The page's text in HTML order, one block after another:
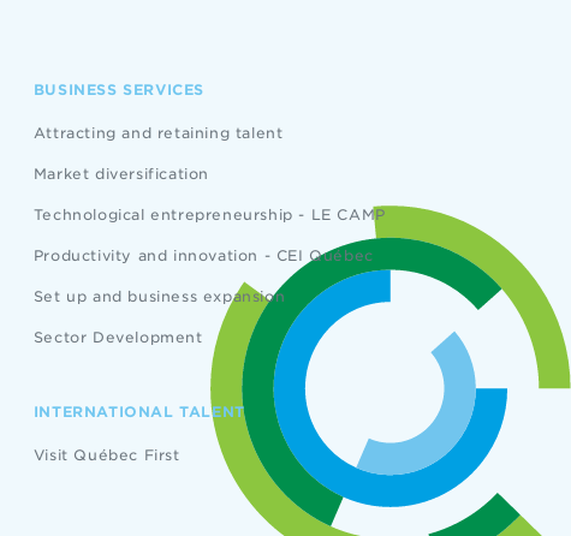
BUSINESS SERVICES
Attracting and retaining talent
Market diversification
Technological entrepreneurship - LE CAMP
Productivity and innovation - CEI Québec
Set up and business expansion
Sector Development
INTERNATIONAL TALENT
Visit Québec First